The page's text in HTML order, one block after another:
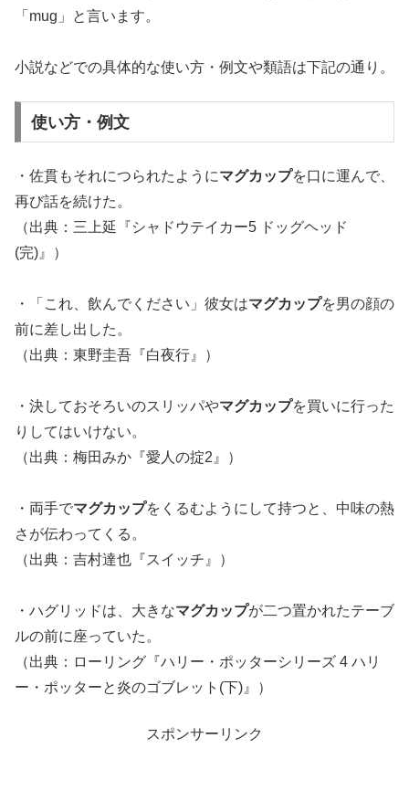
「mug」と言います。
小説などでの具体的な使い方・例文や類語は下記の通り。
使い方・例文
・佐貫もそれにつられたようにマグカップを口に運んで、
再び話を続けた。
（出典：三上延『シャドウテイカー5 ドッグヘッド
(完)』）
・「これ、飲んでください」彼女はマグカップを男の顔の
前に差し出した。
（出典：東野圭吾『白夜行』）
・決しておそろいのスリッパやマグカップを買いに行った
りしてはいけない。
（出典：梅田みか『愛人の掟2』）
・両手でマグカップをくるむようにして持つと、中味の熱
さが伝わってくる。
（出典：吉村達也『スイッチ』）
・ハグリッドは、大きなマグカップが二つ置かれたテーブ
ルの前に座っていた。
（出典：ローリング『ハリー・ポッターシリーズ 4 ハリ
ー・ポッターと炎のゴブレット(下)』）
スポンサーリンク